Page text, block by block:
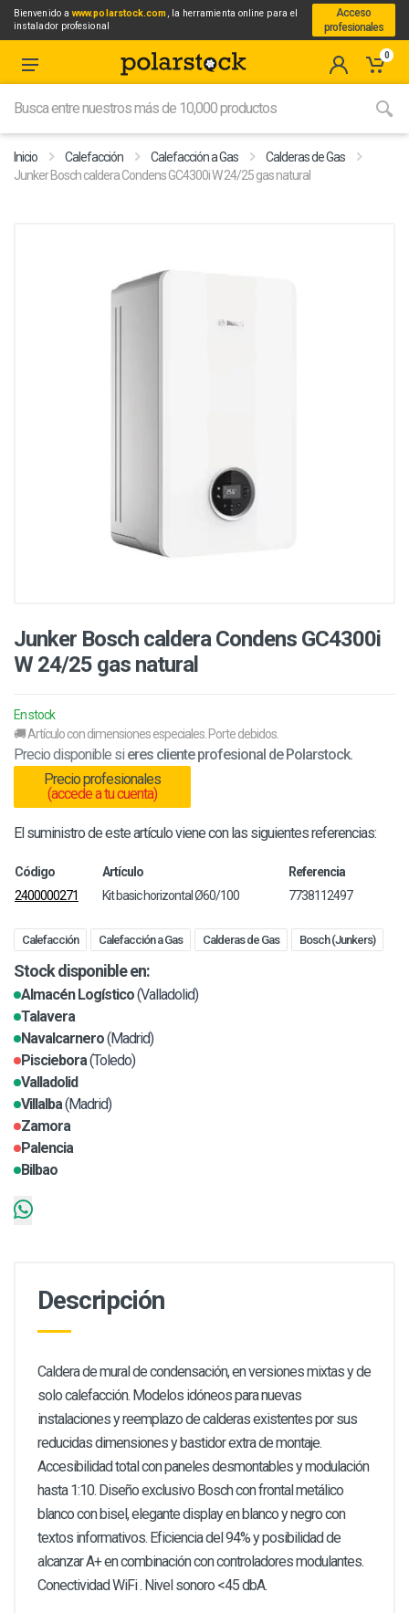
Bienvenido awww.polarstock.com, la herramienta online para el
instalador profesional
Acceso
profesionales
0
Inicio Calefacción Calefacción a Gas
Calderas de Gas
Junker Bosch caldera Condens GC4300i W 24/25 gas natural
Junker Bosch caldera Condens GC4300i
W 24/25 gas natural
En stock
🚚 Artículo con dimensiones especiales. Porte debidos.
Precio disponible si eres cliente profesional de Polarstock.
Precio profesionales
(accede a tu cuenta)
El suministro de este artículo viene con las siguientes referencias:
Código Artículo
Referencia
2400000271
Kit basic horizontal Ø60/100 7738112497
Calefacción Calefacción a Gas Calderas de Gas Bosch (Junkers)
Stock disponible en:
Almacén Logístico(Valladolid)
Talavera
Navalcarnero(Madrid)
Pisciebora(Toledo)
Valladolid
Villalba(Madrid)
Zamora
Palencia
Bilbao
Descripción
Caldera de mural de condensación, en versiones mixtas y de
solo calefacción. Modelos idóneos para nuevas
instalaciones y reemplazo de calderas existentes por sus
reducidas dimensiones y bastidor extra de montaje.
Accesibilidad total con paneles desmontables y modulación
hasta 1:10. Diseño exclusivo Bosch con frontal metálico
blanco con bisel, elegante display en blanco y negro con
textos informativos. Eficiencia del 94% y posibilidad de
alcanzar A+ en combinación con controladores modulantes.
Conectividad WiFi . Nivel sonoro <45 dbA.